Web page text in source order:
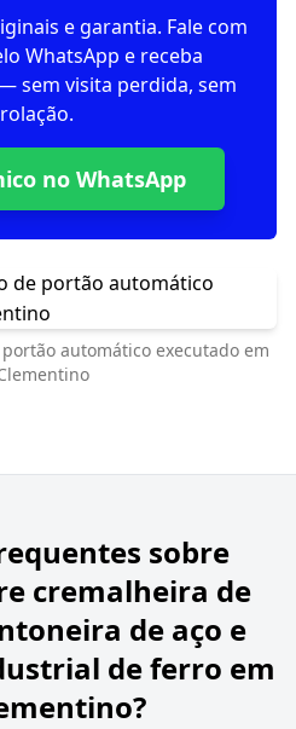
e garantia. Fale com
WhatsApp e receba
sem visita perdida, sem
no WhatsApp
automático executado em
sobre
cremalheira de
de aço e
de ferro em